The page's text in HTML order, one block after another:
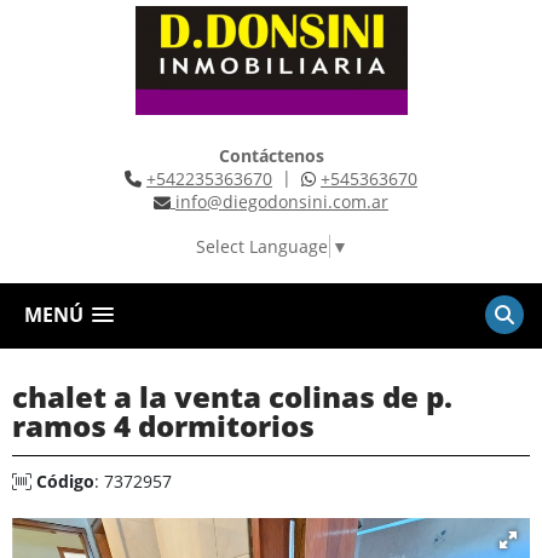
Contáctenos
+542235363670 |
+545363670
info@diegodonsini.com.ar
Select Language ▼
MENÚ
chalet a la venta colinas de p.
ramos 4 dormitorios
Código: 7372957